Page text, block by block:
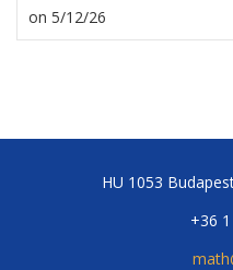
on 5/12/26
HU 1053
+36